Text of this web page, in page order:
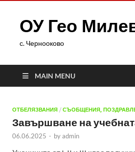
ОУ Гео
с. Чернооково
MAIN MENU
ОТБЕЛЯЗВАНИЯ / СЪОБЩЕНИЯ,
Завършване на
06.06.2025 - byadmin